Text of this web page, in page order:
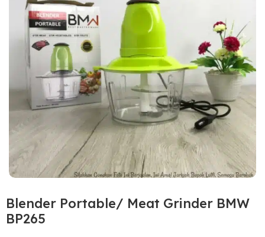
Blender Portable/ Meat Grinder BMW
BP265